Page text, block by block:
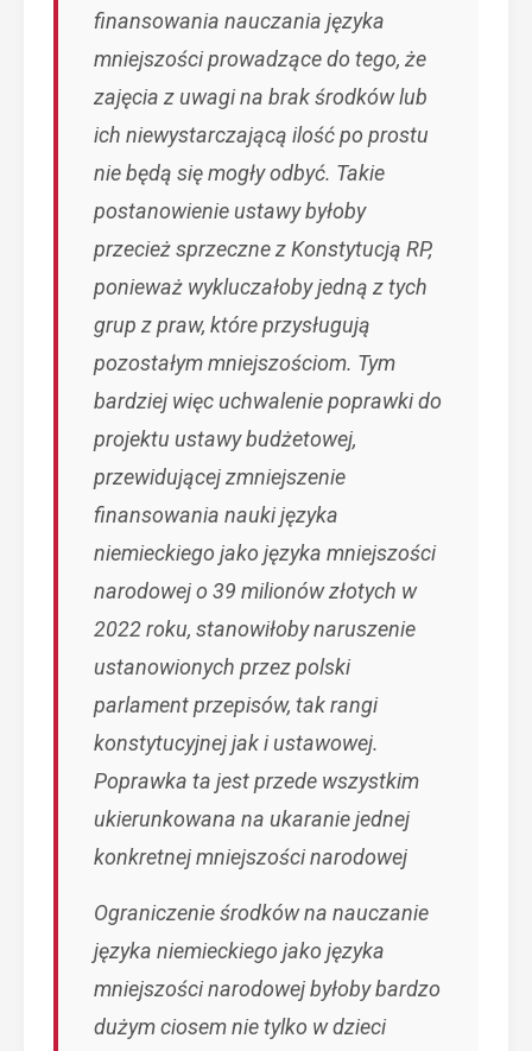
finansowania nauczania języka
mniejszości prowadzące do tego, że
zajęcia z uwagi na brak środków lub
ich niewystarczającą ilość po prostu
nie będą się mogły odbyć. Takie
postanowienie ustawy byłoby
przecież sprzeczne z Konstytucją RP,
ponieważ wykluczałoby jedną z tych
grup z praw, które przysługują
pozostałym mniejszościom. Tym
bardziej więc uchwalenie poprawki do
projektu ustawy budżetowej,
przewidującej zmniejszenie
finansowania nauki języka
niemieckiego jako języka mniejszości
narodowej o 39 milionów złotych w
2022 roku, stanowiłoby naruszenie
ustanowionych przez polski
parlament przepisów, tak rangi
konstytucyjnej jak i ustawowej.
Poprawka ta jest przede wszystkim
ukierunkowana na ukaranie jednej
konkretnej mniejszości narodowej
Ograniczenie środków na nauczanie
języka niemieckiego jako języka
mniejszości narodowej byłoby bardzo
dużym ciosem nie tylko w dzieci